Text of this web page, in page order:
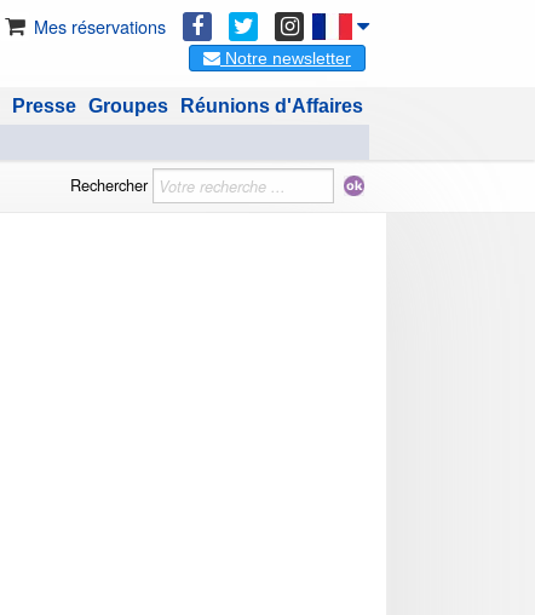
Mes réservations
Notre newsletter
Réunions d'Affaires
Groupes
Presse
Rechercher